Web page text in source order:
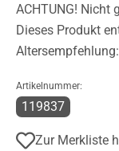
ACHTUNG! Nicht
Dieses Produkt
Artikelnummer:
119837
Zur Merkliste